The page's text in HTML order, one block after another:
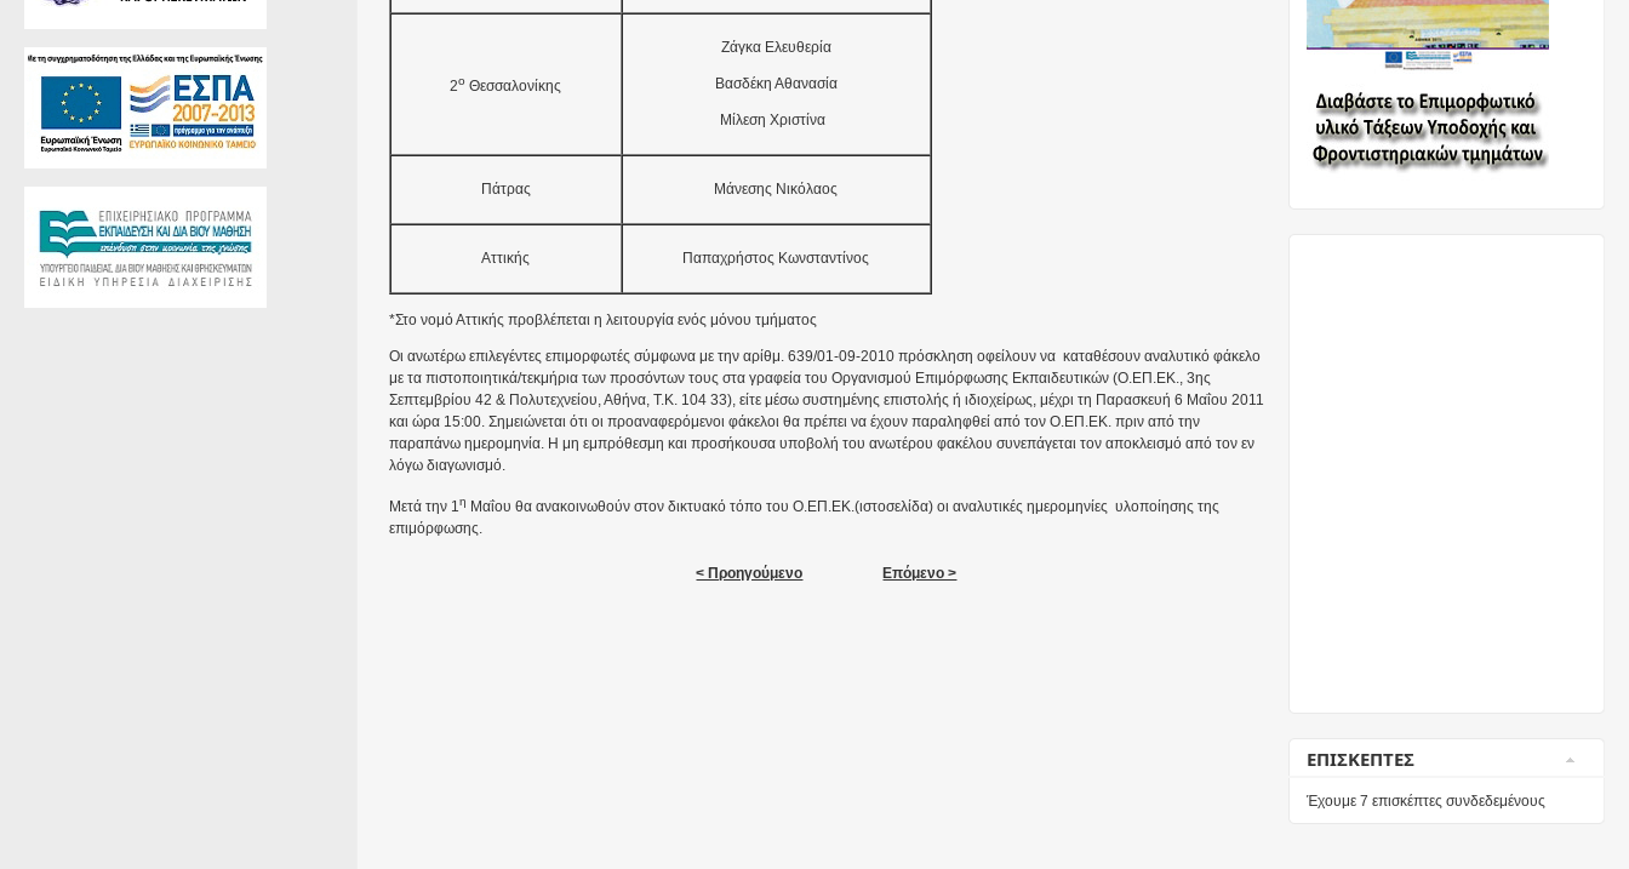
2ο Θεσσαλονίκης
Ζάγκα Ελευθερία
Βασδέκη Αθανασία
Μίλεση Χριστίνα
Πάτρας Μάνεσης Νικόλαος
Αττικής Παπαχρήστος Κωνσταντίνος
*Στο νομό Αττικής προβλέπεται η λειτουργία ενός μόνου τμήματος
Οι ανωτέρω επιλεγέντες επιμορφωτές σύμφωνα με την αρίθμ. 639/01-09-2010 πρόσκληση οφείλουν να καταθέσουν αναλυτικό φάκελο
με τα πιστοποιητικά/τεκμήρια των προσόντων τους στα γραφεία του Οργανισμού Επιμόρφωσης Εκπαιδευτικών (Ο.ΕΠ.ΕΚ., 3ης
Σεπτεμβρίου 42 & Πολυτεχνείου, Αθήνα, Τ.Κ. 104 33), είτε μέσω συστημένης επιστολής ή ιδιοχείρως, μέχρι τη Παρασκευή 6 Μαΐου 2011
και ώρα 15:00. Σημειώνεται ότι οι προαναφερόμενοι φάκελοι θα πρέπει να έχουν παραληφθεί από τον Ο.ΕΠ.ΕΚ. πριν από την
παραπάνω ημερομηνία. Η μη εμπρόθεσμη και προσήκουσα υποβολή του ανωτέρου φακέλου συνεπάγεται τον αποκλεισμό από τον εν
λόγω διαγωνισμό.
Μετά την 1η Μαΐου θα ανακοινωθούν στον δικτυακό τόπο του Ο.ΕΠ.ΕΚ.(ιστοσελίδα) οι αναλυτικές ημερομηνίες υλοποίησης της
επιμόρφωσης.
< Προηγούμενο Επόμενο >
ΕΠΙΣΚΕΠΤΕΣ
Έχουμε 7 επισκέπτες συνδεδεμένους